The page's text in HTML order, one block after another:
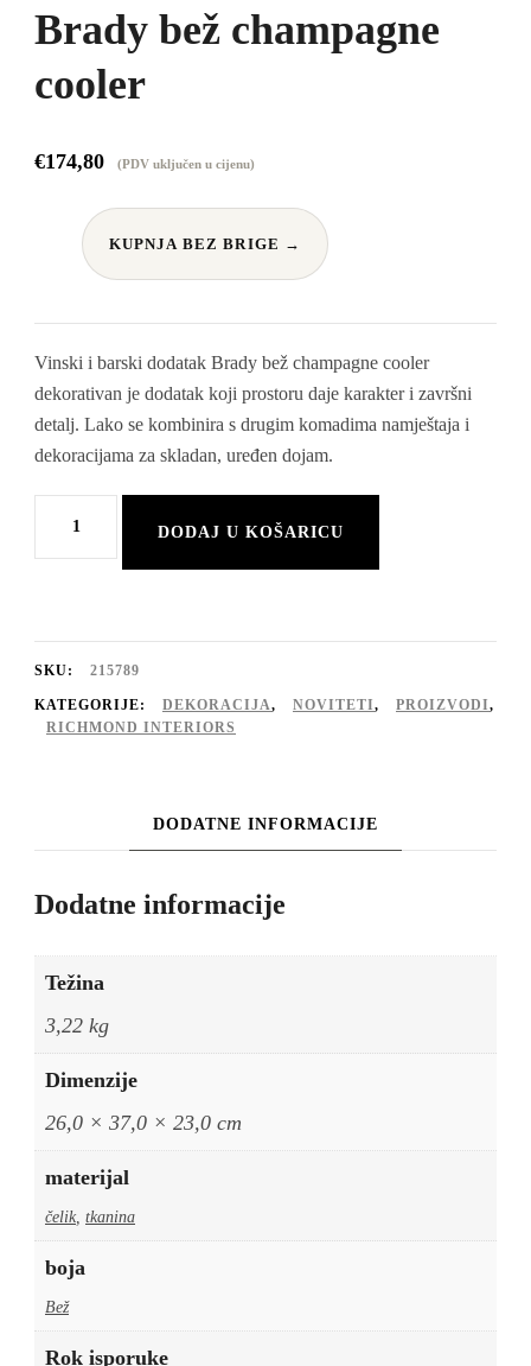
Brady bež champagne
cooler
€174,80 (PDV uključen u cijenu)
KUPNJA BEZ BRIGE →
Vinski i barski dodatak Brady bež champagne cooler
dekorativan je dodatak koji prostoru daje karakter i završni
detalj. Lako se kombinira s drugim komadima namještaja i
dekoracijama za skladan, uređen dojam.
i
Brady
bež
DODAJ U KOŠARICU
SKU: 215789
KATEGORIJE: DEKORACIJA, NOVITETI, PROIZVODI,
RICHMOND INTERIORS
DODATNE INFORMACIJE
Dodatne informacije
Težina
3,22 kg
Dimenzije
26,0 × 37,0 × 23,0 cm
materijal
čelik, tkanina
boja
Bež
Rok isporuke